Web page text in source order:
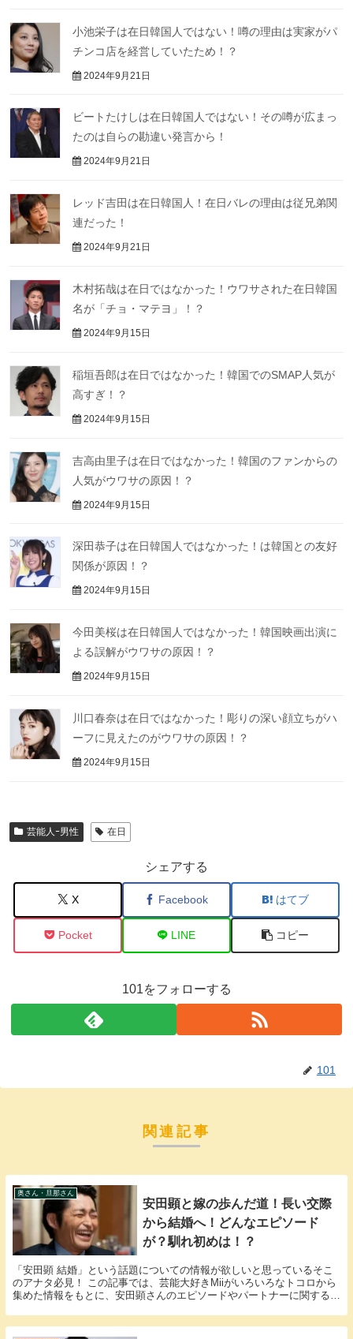
小池栄子は在日韓国人ではない！噂の理由は実家がパ
チンコ店を経営していたため！？
2024年9月21日
ビートたけしは在日韓国人ではない！その噂が広まっ
たのは自らの勘違い発言から！
2024年9月21日
レッド吉田は在日韓国人！在日バレの理由は従兄弟関
連だった！
2024年9月21日
木村拓哉は在日ではなかった！ウワサされた在日韓国
名が「チョ・マテヨ」！？
2024年9月15日
稲垣吾郎は在日ではなかった！韓国でのSMAP人気が
高すぎ！？
2024年9月15日
吉高由里子は在日ではなかった！韓国のファンからの
人気がウワサの原因！？
2024年9月15日
深田恭子は在日韓国人ではなかった！は韓国との友好
関係が原因！？
2024年9月15日
今田美桜は在日韓国人ではなかった！韓国映画出演に
よる誤解がウワサの原因！？
2024年9月15日
川口春奈は在日ではなかった！彫りの深い顔立ちがハ
ーフに見えたのがウワサの原因！？
2024年9月15日
芸能人ｰ男性 在日
シェアする
X Facebook はてブ
Pocket LINE コピー
101をフォローする
101
関連記事
奥さん・旦那さん
安田顕と嫁の歩んだ道！長い交際
から結婚へ！どんなエピソード
が？馴れ初めは！？
「安田顕 結婚」という話題についての情報が欲しいと思っているそこ
のアナタ必見！ この記事では、芸能大好きMiiがいろいろなトコロから
集めた情報をもとに、安田顕さんのエピソードやパートナーに関する